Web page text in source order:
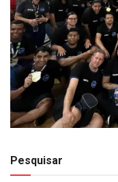
Pesquisar